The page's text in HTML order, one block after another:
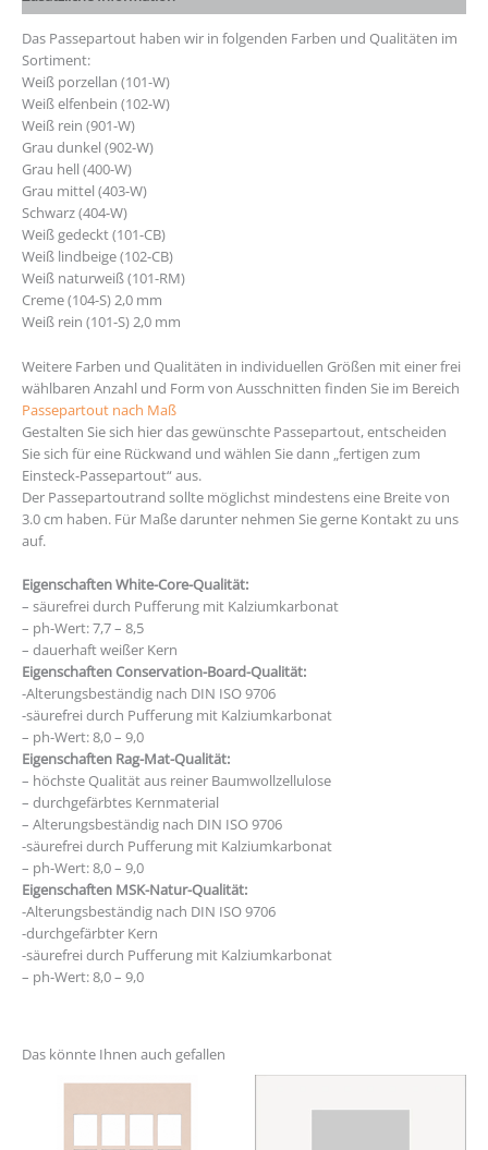
Das Passepartout haben wir in folgenden Farben und Qualitäten im
Sortiment:
Weiß porzellan (101-W)
Weiß elfenbein (102-W)
Weiß rein (901-W)
Grau dunkel (902-W)
Grau hell (400-W)
Grau mittel (403-W)
Schwarz (404-W)
Weiß gedeckt (101-CB)
Weiß lindbeige (102-CB)
Weiß naturweiß (101-RM)
Creme (104-S) 2,0 mm
Weiß rein (101-S) 2,0 mm
Weitere Farben und Qualitäten in individuellen Größen mit einer frei
wählbaren Anzahl und Form von Ausschnitten finden Sie im Bereich
Passepartout nach Maß
Gestalten Sie sich hier das gewünschte Passepartout, entscheiden
Sie sich für eine Rückwand und wählen Sie dann „fertigen zum
Einsteck-Passepartout“ aus.
Der Passepartoutrand sollte möglichst mindestens eine Breite von
3.0 cm haben. Für Maße darunter nehmen Sie gerne Kontakt zu uns
auf.
Eigenschaften White-Core-Qualität:
– säurefrei durch Pufferung mit Kalziumkarbonat
– ph-Wert: 7,7 – 8,5
– dauerhaft weißer Kern
Eigenschaften Conservation-Board-Qualität:
-Alterungsbeständig nach DIN ISO 9706
-säurefrei durch Pufferung mit Kalziumkarbonat
– ph-Wert: 8,0 – 9,0
Eigenschaften Rag-Mat-Qualität:
– höchste Qualität aus reiner Baumwollzellulose
– durchgefärbtes Kernmaterial
– Alterungsbeständig nach DIN ISO 9706
-säurefrei durch Pufferung mit Kalziumkarbonat
– ph-Wert: 8,0 – 9,0
Eigenschaften MSK-Natur-Qualität:
-Alterungsbeständig nach DIN ISO 9706
-durchgefärbter Kern
-säurefrei durch Pufferung mit Kalziumkarbonat
– ph-Wert: 8,0 – 9,0
Das könnte Ihnen auch gefallen